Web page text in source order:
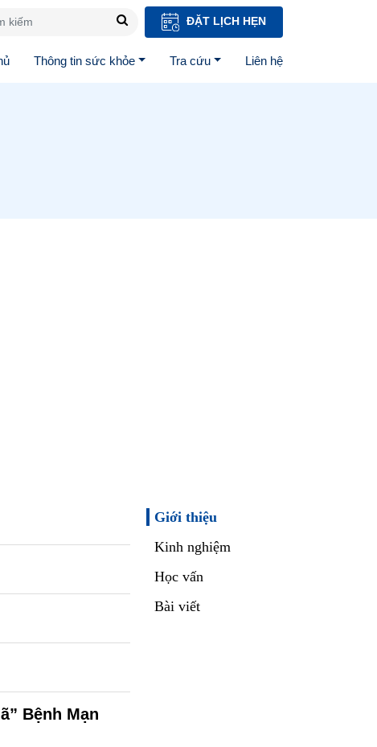
ĐẶT LỊCH HẸN
Thông tin sức khỏe Tra cứu Liên hệ
Bệnh Mạn
Giới thiệu
Kinh nghiệm
Học vấn
Bài viết